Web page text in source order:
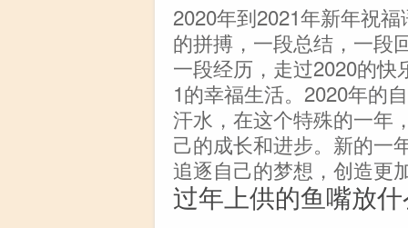
2020年到2021年新年祝
的拼搏，一段总结，一段
一段经历，走过2020的
1的幸福生活。2020年的
汗水，在这个特殊的一年
己的成长和进步。新的一
追逐自己的梦想，创造更
过年上供的鱼嘴放